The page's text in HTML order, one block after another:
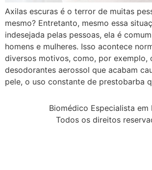
Axilas escuras é o terror de muitas
mesmo? Entretanto, mesmo essa
indesejada pelas pessoas, ela é
homens e mulheres. Isso acontece
diversos motivos, como, por exemplo,
desodorantes aerossol que acabam
pele, o uso constante de prestobarba
Biomédico Especialista em
Todos os direitos